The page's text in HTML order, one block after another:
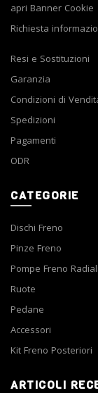
apri Banner Cookie
Richiesta
Resi e Sostituzioni
Garanzia
Condizioni di
Spedizioni
Pagamenti
ODR
CATEGORIE
Dischi Freno
Pinze Freno
Pompe Freno Radiali
Ruote
Pedane
Accessori
Kit Freno Posteriori
ARTICOLI